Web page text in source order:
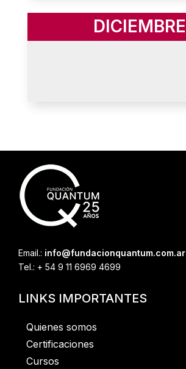
DICIEMBRE
Email.: info@fundacionquantum.com.ar
Tel.: + 54 9 11 6969 4699
LINKS IMPORTANTES
Quienes somos
Certificaciones
Cursos